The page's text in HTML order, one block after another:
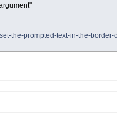
the-prompted-text-in-the-